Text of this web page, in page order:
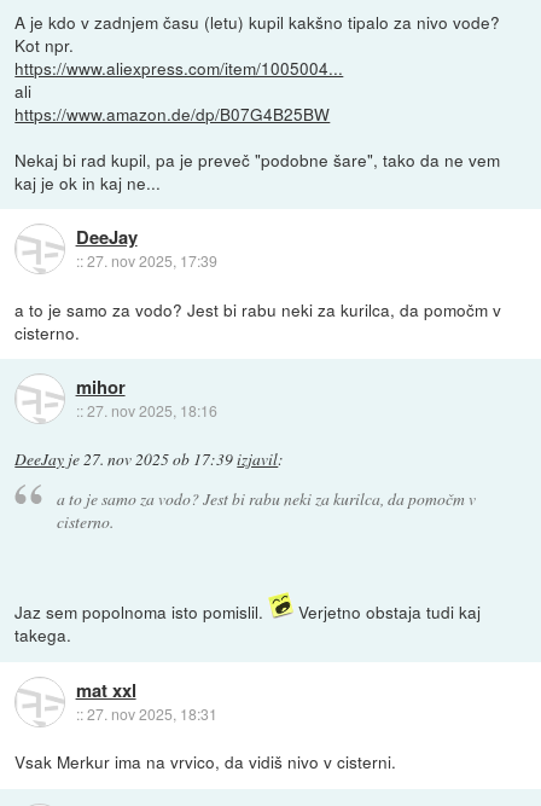
A je kdo v zadnjem času (letu) kupil kakšno tipalo za nivo vode?
Kot npr.
https://www.aliexpress.com/item/1005004...
ali
https://www.amazon.de/dp/B07G4B25BW
Nekaj bi rad kupil, pa je preveč "podobne šare", tako da ne vem
kaj je ok in kaj ne...
DeeJay
::27. nov 2025, 17:39
a to je samo za vodo? Jest bi rabu neki za kurilca, da pomočm v
cisterno.
mihor
::27. nov 2025, 18:16
DeeJay je27. nov 2025 ob 17:39izjavil:
a to je samo za vodo? Jest bi rabu neki za kurilca, da pomočm v
cisterno.
Jaz sem popolnoma isto pomislil.
Verjetno obstaja tudi kaj
takega.
mat xxl
::27. nov 2025, 18:31
Vsak Merkur ima na vrvico, da vidiš nivo v cisterni.